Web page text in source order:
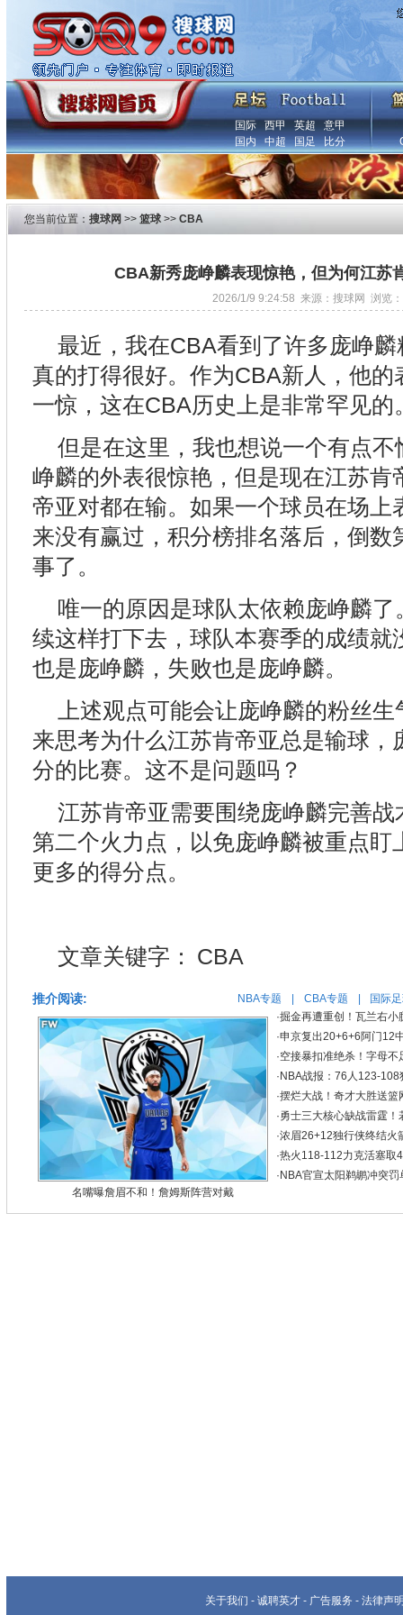
国际 西甲 英超
意甲
国内
中超 国足 比分
您当前位置： 搜球网 >> 篮球>> CBA
CBA新秀庞峥麟表现惊艳，但为何江苏
2026/1/9 9:24:58 来源：搜球网 浏览：
最近，我在CBA看到了许多庞峥
真的打得很好。作为CBA新人，他
一惊，这在CBA历史上是非常罕见的
但是在这里，我也想说一个有点
峥麟的外表很惊艳，但是现在江苏肯
帝亚对都在输。如果一个球员在场上
来没有赢过，积分榜排名落后，倒数
事了。
唯一的原因是球队太依赖庞峥麟
续这样打下去，球队本赛季的成绩就
也是庞峥麟，失败也是庞峥麟。
上述观点可能会让庞峥麟的粉丝
来思考为什么江苏肯帝亚总是输球，
分的比赛。这不是问题吗？
江苏肯帝亚需要围绕庞峥麟完善
第二个火力点，以免庞峥麟被重点盯
更多的得分点。
文章关键字： CBA
推介阅读: NBA专题 CBA专题 国际
名嘴曝詹眉不和！詹姆斯阵营对戴
·掘金再遭重创！瓦兰右小
·申京复出20+6+6阿门12
·空接暴扣准绝杀！字母
· NBA战报：76人123-
·摆烂大战！奇才大胜送
·勇士三大核心缺战雷霆
·浓眉26+12独行侠终结火
·热火118-112力克活塞取
· NBA官宣太阳鹈鹕冲突
关于我们 - 诚聘英才 - 广告服务 - 法律声